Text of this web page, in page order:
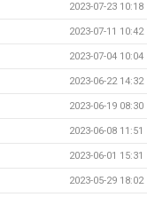
2023-07-23 10:18
2023-07-11 10:42
2023-07-04 10:04
2023-06-22 14:32
2023-06-19 08:30
2023-06-08 11:51
2023-06-01 15:31
2023-05-29 18:02